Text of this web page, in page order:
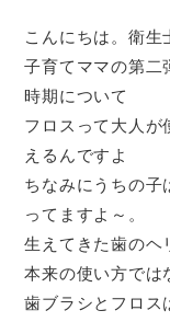
こんにちは。衛生
子育てママの第二
時期について
フロスって大人が
えるんですよ
ちなみにうちの子
ってますよ～。
生えてきた歯のヘ
本来の使い方では
歯ブラシとフロス